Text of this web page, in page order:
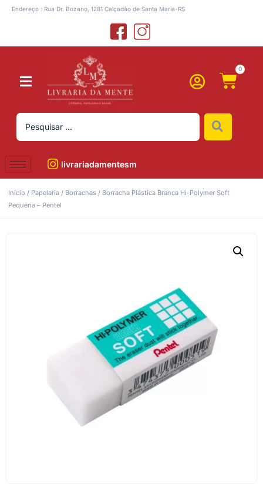
Endereço : Rua Dr. Bozano, 1281 Calçadão de Santa Maria-RS
0
livrariadamentesm
Início / Papelaria / Borrachas / Borracha Plástica Branca Hi-Polymer Soft
Pequena – Pentel